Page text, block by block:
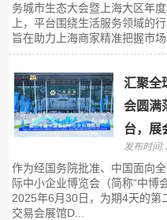
务城市生态大会暨上海大区年
上，平台围绕生活服务领域的
旨在助力上海商家精准把握市
汇聚全
会圆满
台，展
发布时间:
作为经国务院批准、中国面向
际中小企业博览会（简称“中博
2025年6月30日，为期4天的第
交易会展馆D...